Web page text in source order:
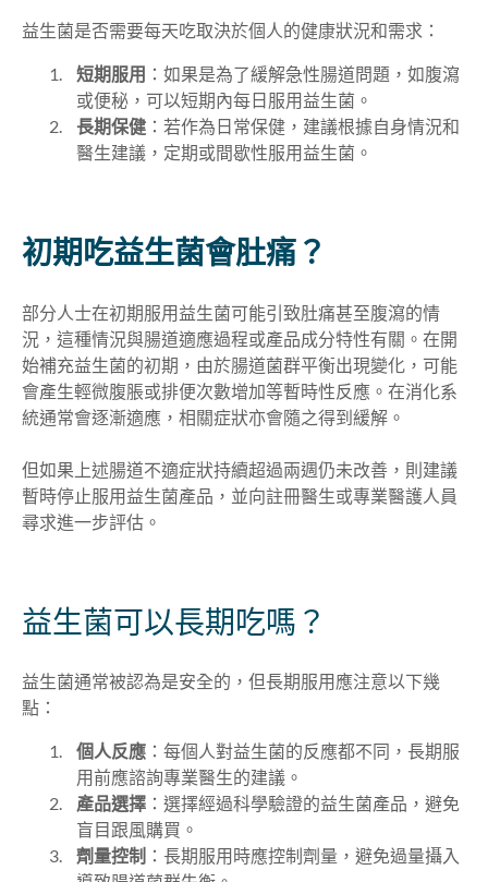
益生菌是否需要每天吃取決於個人的健康狀況和需求：
短期服用 ：如果是為了緩解急性腸道問題，如腹瀉
或便秘，可以短期內每日服用益生菌。
長期保健 ：若作為日常保健，建議根據自身情況和
醫生建議，定期或間歇性服用益生菌。
初期吃益生菌會肚痛？
部分人士在初期服用益生菌可能引致肚痛甚至腹瀉的情
況，這種情況與腸道適應過程或產品成分特性有關。在開
始補充益生菌的初期，由於腸道菌群平衡出現變化，可能
會產生輕微腹脹或排便次數增加等暫時性反應。在消化系
統通常會逐漸適應，相關症狀亦會隨之得到緩解。
但如果上述腸道不適症狀持續超過兩週仍未改善，則建議
暫時停止服用益生菌產品，並向註冊醫生或專業醫護人員
尋求進一步評估。
益生菌可以長期吃嗎？
益生菌通常被認為是安全的，但長期服用應注意以下幾
點：
個人反應 ：每個人對益生菌的反應都不同，長期服
用前應諮詢專業醫生的建議。
產品選擇 ：選擇經過科學驗證的益生菌產品，避免
盲目跟風購買。
劑量控制 ：長期服用時應控制劑量，避免過量攝入